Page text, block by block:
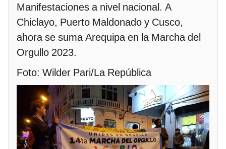
Manifestaciones a nivel nacional. A
Chiclayo, Puerto Maldonado y Cusco,
ahora se suma Arequipa en la Marcha del
Orgullo 2023.
Foto: Wilder Pari/La República